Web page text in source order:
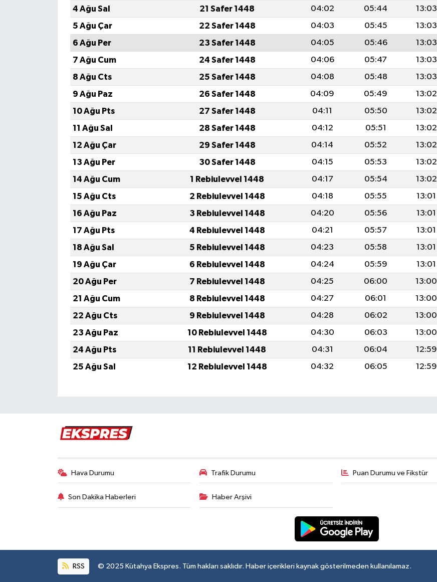
4 Ağu Sal
21 Safer 1448 04:02 05:44 13:03
5 Ağu Çar
22 Safer 1448 04:03 05:45 13:03
6 Ağu Per
23 Safer 1448 04:05 05:46 13:03
7 Ağu Cum
24 Safer 1448 04:06 05:47 13:03
8 Ağu Cts
25 Safer 1448 04:08 05:48 13:03
9 Ağu Paz
26 Safer 1448 04:09 05:49 13:02
10 Ağu Pts
27 Safer 1448 04:11 05:50 13:02
11 Ağu Sal
28 Safer 1448 04:12 05:51 13:02
12 Ağu Çar
29 Safer 1448 04:14 05:52 13:02
13 Ağu Per
30 Safer 1448 04:15 05:53 13:02
14 Ağu Cum
1 Rebiulevvel 1448 04:17 05:54 13:02
15 Ağu Cts
2 Rebiulevvel 1448 04:18 05:55 13:01
16 Ağu Paz
3 Rebiulevvel 1448 04:20 05:56 13:01
17 Ağu Pts
4 Rebiulevvel 1448 04:21 05:57 13:01
18 Ağu Sal
5 Rebiulevvel 1448 04:23 05:58 13:01
19 Ağu Çar
6 Rebiulevvel 1448 04:24 05:59 13:01
20 Ağu Per
7 Rebiulevvel 1448 04:25 06:00 13:00
21 Ağu Cum
8 Rebiulevvel 1448 04:27 06:01 13:00
22 Ağu Cts
9 Rebiulevvel 1448 04:28 06:02 13:00
23 Ağu Paz
10 Rebiulevvel 1448 04:30 06:03 13:00
24 Ağu Pts
11 Rebiulevvel 1448 04:31 06:04 12:59
25 Ağu Sal
12 Rebiulevvel 1448 04:32 06:05 12:59
Hava Durumu Trafik Durumu Puan Durumu ve Fikstür
Son Dakika Haberleri Haber Arşivi
RSS © 2025 Kütahya Ekspres. Tüm hakları saklıdır. Haber içerikleri kaynak gösterilmeden kullanılamaz.
Rüya Tabirleri
Yemek Tarifleri